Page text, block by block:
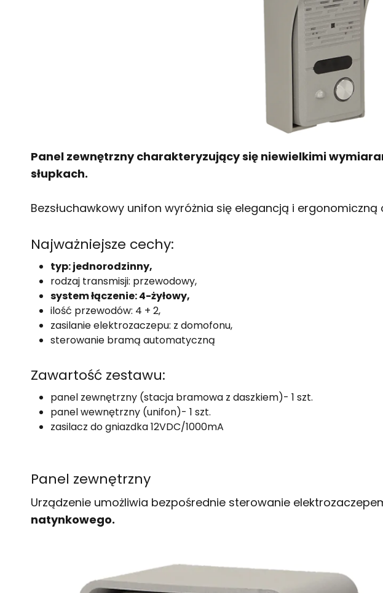
Panel zewnętrzny charakteryzujący się niewielkimi
słupkach.
Bezsłuchawkowy unifon wyróżnia się elegancją i
Najważniejsze cechy:
typ: jednorodzinny,
rodzaj transmisji: przewodowy,
system łączenie: 4-żyłowy,
ilość przewodów: 4 + 2,
zasilanie elektrozaczepu: z domofonu,
sterowanie bramą automatyczną
Zawartość zestawu:
panel zewnętrzny (stacja bramowa z daszkiem)- 1 szt.
panel wewnętrzny (unifon)- 1 szt.
zasilacz do gniazdka 12VDC/1000mA
Panel zewnętrzny
Urządzenie umożliwia bezpośrednie sterowanie
natynkowego.